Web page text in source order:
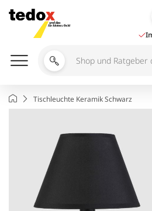
Inhalt
springen
Shop
durchsuchen
StartseiteTischleuchte Keramik Schwarz